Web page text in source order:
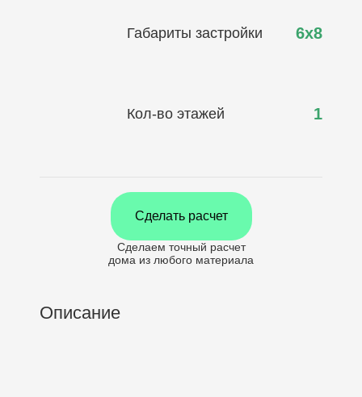
Габариты застройки 6х8
Кол-во этажей 1
Сделать расчет
Сделаем точный расчет
дома из любого материала
Описание